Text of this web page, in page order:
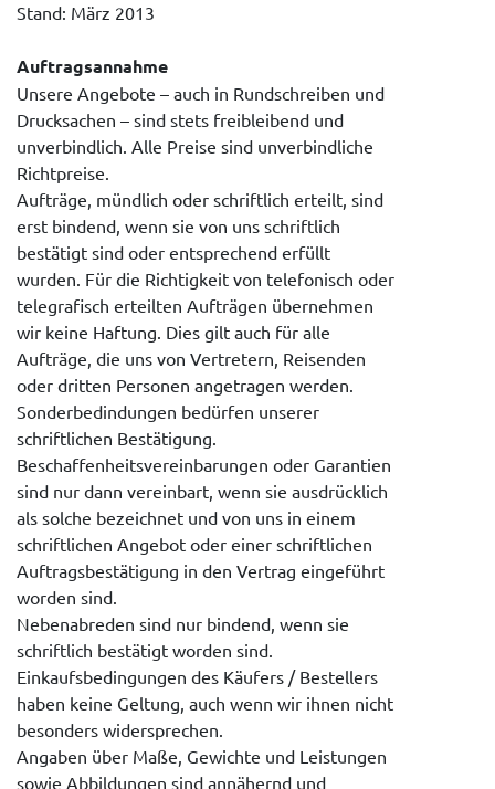
Stand: März 2013
Auftragsannahme
Unsere Angebote – auch in Rundschreiben und
Drucksachen – sind stets freibleibend und
unverbindlich. Alle Preise sind unverbindliche
Richtpreise.
Aufträge, mündlich oder schriftlich erteilt, sind
erst bindend, wenn sie von uns schriftlich
bestätigt sind oder entsprechend erfüllt
wurden. Für die Richtigkeit von telefonisch oder
telegrafisch erteilten Aufträgen übernehmen
wir keine Haftung. Dies gilt auch für alle
Aufträge, die uns von Vertretern, Reisenden
oder dritten Personen angetragen werden.
Sonderbedindungen bedürfen unserer
schriftlichen Bestätigung.
Beschaffenheitsvereinbarungen oder Garantien
sind nur dann vereinbart, wenn sie ausdrücklich
als solche bezeichnet und von uns in einem
schriftlichen Angebot oder einer schriftlichen
Auftragsbestätigung in den Vertrag eingeführt
worden sind.
Nebenabreden sind nur bindend, wenn sie
schriftlich bestätigt worden sind.
Einkaufsbedingungen des Käufers / Bestellers
haben keine Geltung, auch wenn wir ihnen nicht
besonders widersprechen.
Angaben über Maße, Gewichte und Leistungen
sowie Abbildungen sind annähernd und